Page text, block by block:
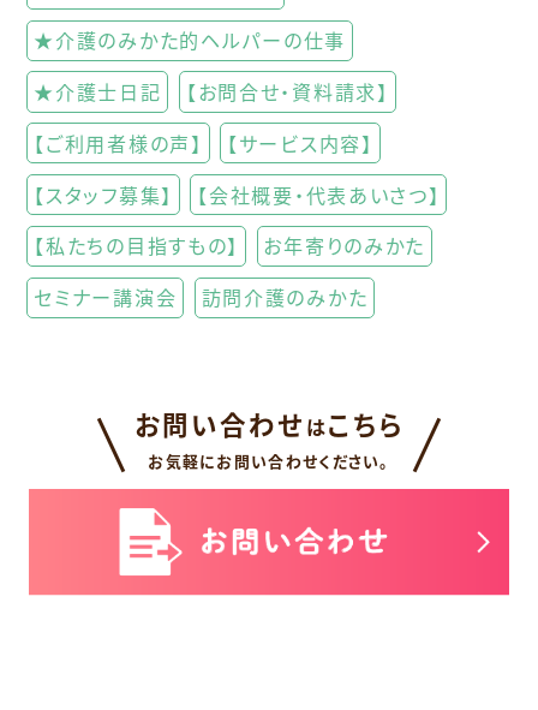
★介護のみかた的ヘルパーの仕事
★介護士日記
【お問合せ・資料請求】
【ご利用者様の声】
【サービス内容】
【スタッフ募集】
【会社概要・代表あいさつ】
【私たちの目指すもの】
お年寄りのみかた
セミナー講演会
訪問介護のみかた
お問い合わせ はこちら
お気軽にお問い合わせください。